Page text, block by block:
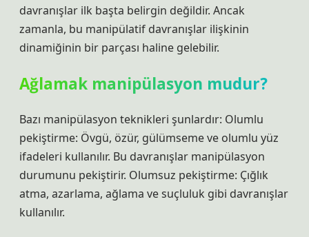
davranışlar ilk başta belirgin değildir. Ancak
zamanla, bu manipülatif davranışlar ilişkinin
dinamiğinin bir parçası haline gelebilir.
Ağlamak manipülasyon mudur?
Bazı manipülasyon teknikleri şunlardır: Olumlu
pekiştirme: Övgü, özür, gülümseme ve olumlu yüz
ifadeleri kullanılır. Bu davranışlar manipülasyon
durumunu pekiştirir. Olumsuz pekiştirme: Çığlık
atma, azarlama, ağlama ve suçluluk gibi davranışlar
kullanılır.